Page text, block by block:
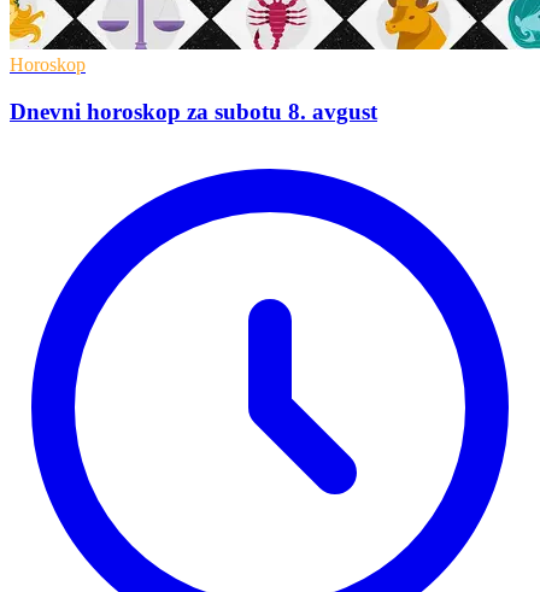
Horoskop
Dnevni horoskop za subotu 8. avgust